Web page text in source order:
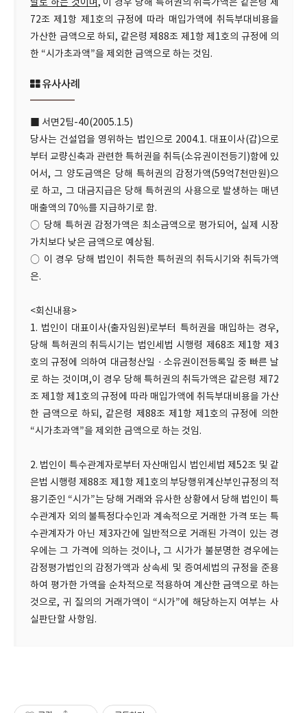
날로 하는 것이며, 이 경우 당해 특허권의 취득가액은 같은령 제
72조 제1항 제1호의 규정에 따라 매입가액에 취득부대비용을
가산한 금액으로 하되, 같은령 제88조 제1항 제1호의 규정에 의
한 “시가초과액”을 제외한 금액으로 하는 것임.
유사사례
■ 서면2팀-40(2005.1.5)
당사는 건설업을 영위하는 법인으로 2004.1. 대표이사(갑)으로
부터 교량신축과 관련한 특허권을 취득(소유권이전등기)함에 있
어서, 그 양도금액은 당해 특허권의 감정가액(59억7천만원)으
로 하고, 그 대금지급은 당해 특허권의 사용으로 발생하는 매년
매출액의 70％를 지급하기로 함.
○ 당해 특허권 감정가액은 최소금액으로 평가되어, 실제 시장
가치보다 낮은 금액으로 예상됨.
○ 이 경우 당해 법인이 취득한 특허권의 취득시기와 취득가액
은.
<회신내용>
1. 법인이 대표이사(출자임원)로부터 특허권을 매입하는 경우,
당해 특허권의 취득시기는 법인세법 시행령 제68조 제1항 제3
호의 규정에 의하여 대금청산일ㆍ소유권이전등록일 중 빠른 날
로 하는 것이며,이 경우 당해 특허권의 취득가액은 같은령 제72
조 제1항 제1호의 규정에 따라 매입가액에 취득부대비용을 가산
한 금액으로 하되, 같은령 제88조 제1항 제1호의 규정에 의한
“시가초과액”을 제외한 금액으로 하는 것임.
2. 법인이 특수관계자로부터 자산매입시 법인세법 제52조 및 같
은법 시행령 제88조 제1항 제1호의 부당행위계산부인규정의 적
용기준인 “시가”는 당해 거래와 유사한 상황에서 당해 법인이 특
수관계자 외의 불특정다수인과 계속적으로 거래한 가격 또는 특
수관계자가 아닌 제3자간에 일반적으로 거래된 가격이 있는 경
우에는 그 가격에 의하는 것이나, 그 시가가 불분명한 경우에는
감정평가법인의 감정가액과 상속세 및 증여세법의 규정을 준용
하여 평가한 가액을 순차적으로 적용하여 계산한 금액으로 하는
것으로, 귀 질의의 거래가액이 “시가”에 해당하는지 여부는 사
실판단할 사항임.